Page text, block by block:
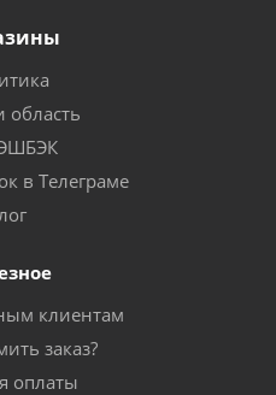
область
в Телеграме
клиентам
заказ?
оплаты